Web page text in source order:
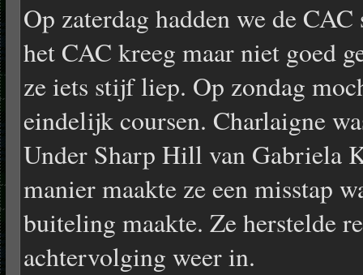
Op zaterdag hadden we de
het CAC kreeg maar niet goed
ze iets stijf liep. Op zondag
eindelijk coursen. Charlaigne
Under Sharp Hill van Gabriela
manier maakte ze een misstap
buiteling maakte. Ze herstelde
achtervolging weer in.